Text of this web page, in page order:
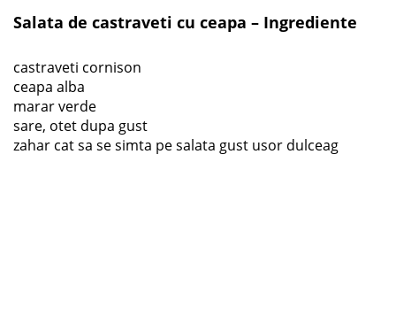
Salata de castraveti cu ceapa – Ingrediente
castraveti cornison
ceapa alba
marar verde
sare, otet dupa gust
zahar cat sa se simta pe salata gust usor dulceag